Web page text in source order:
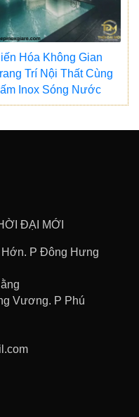
Hóa Không Gian
Trí Nội Thất Cùng
Inox Sóng Nước
ĐẠI MỚI
Hớn. P Đông Hưng
Vương. P Phú